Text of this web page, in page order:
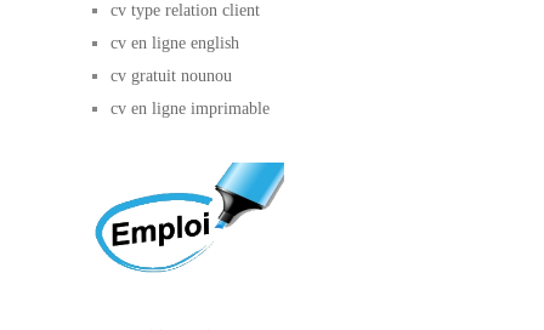
cv type relation client
cv en ligne english
cv gratuit nounou
cv en ligne imprimable